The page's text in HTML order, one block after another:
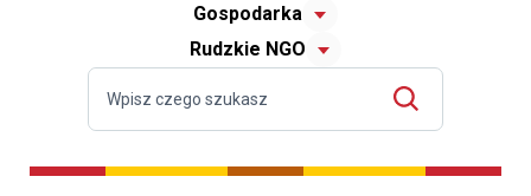
Gospodarka
Rudzkie NGO